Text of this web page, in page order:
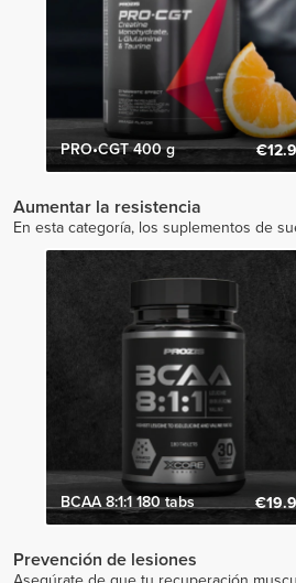
PRO•CGT 400 g
Aumentar la resistencia
En esta categoría, los suplementos de
BCAA 8:1:1 180 tabs
Prevención de lesiones